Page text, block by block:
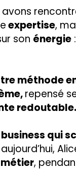
avons
expertise,
son énergie
méthode
repensé
redoutable.
business qui
,